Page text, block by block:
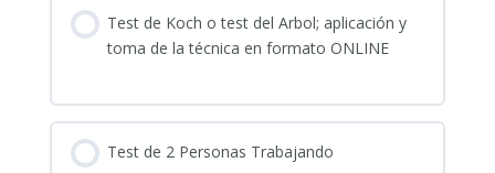
Test de Koch o test del Arbol; aplicación y
toma de la técnica en formato ONLINE
Test de 2 Personas Trabajando